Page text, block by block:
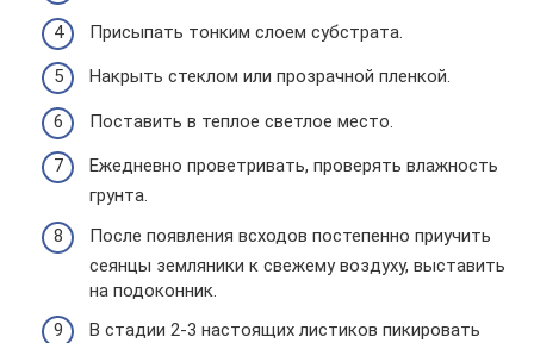
Присыпать тонким слоем субстрата.
Накрыть стеклом или прозрачной пленкой.
Поставить в теплое светлое место.
Ежедневно проветривать, проверять влажность
грунта.
После появления всходов постепенно приучить
сеянцы земляники к свежему воздуху, выставить
на подоконник.
В стадии 2-3 настоящих листиков пикировать